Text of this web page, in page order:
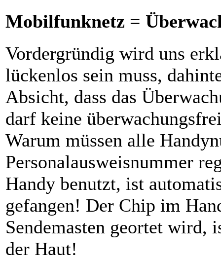
Mobilfunknetz =
Vordergründig wird uns
lückenlos sein muss,
Absicht, dass das
darf keine
Warum müssen alle
Personalausweisnummer
Handy benutzt, ist
gefangen! Der Chip im
Sendemasten geortet wird,
der Haut!